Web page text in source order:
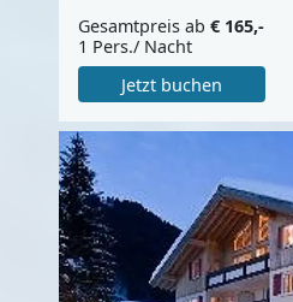
Gesamtpreis ab € 165,-
1 Pers./ Nacht
Jetzt buchen